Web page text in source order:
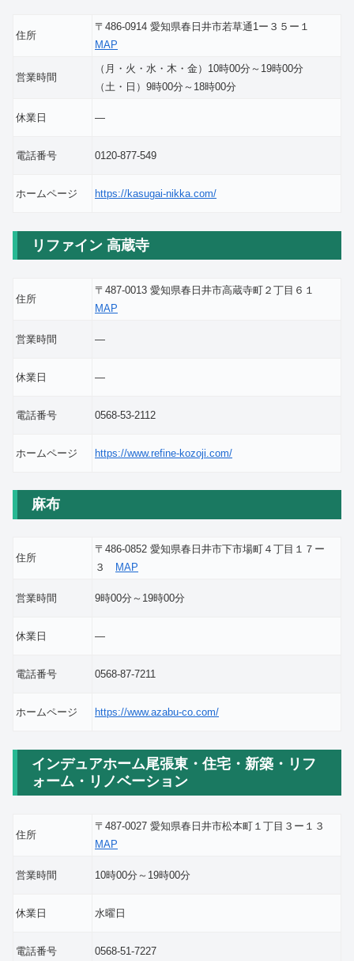
住所
〒486-0914 愛知県春日井市若草通1ー３５ー１
MAP
営業時間
（月・火・水・木・金）10時00分～19時00分
（土・日）9時00分～18時00分
休業日 ―
電話番号 0120-877-549
ホームページ https://kasugai-nikka.com/
リファイン 高蔵寺
住所
〒487-0013 愛知県春日井市高蔵寺町２丁目６１
MAP
営業時間 ―
休業日 ―
電話番号 0568-53-2112
ホームページ https://www.refine-kozoji.com/
麻布
住所
〒486-0852 愛知県春日井市下市場町４丁目１７ー
３
MAP
営業時間 9時00分～19時00分
休業日 ―
電話番号 0568-87-7211
ホームページ https://www.azabu-co.com/
インデュアホーム尾張東・住宅・新築・リフ
ォーム・リノベーション
住所
〒487-0027 愛知県春日井市松本町１丁目３ー１３
MAP
営業時間 10時00分～19時00分
休業日 水曜日
電話番号 0568-51-7227